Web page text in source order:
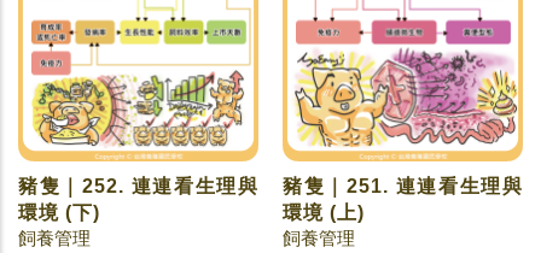
豬隻｜252. 連連看生理與
環境 (下)
飼養管理
豬隻｜251. 連連看生理與
環境 (上)
飼養管理